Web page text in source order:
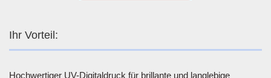
Ihr Vorteil:
Hochwertiger UV-Digitaldruck für brillante und langlebige